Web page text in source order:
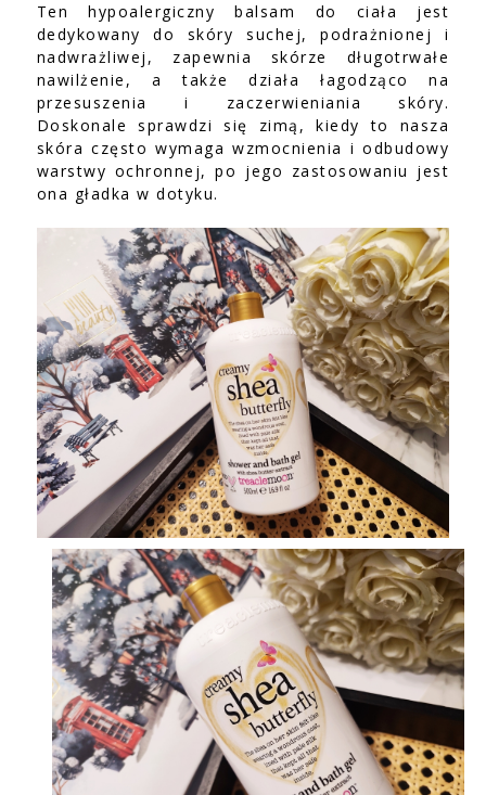
Ten hypoalergiczny balsam do ciała jest
dedykowany do skóry suchej, podrażnionej i
nadwrażliwej, zapewnia skórze długotrwałe
nawilżenie, a także działa łagodząco na
przesuszenia i zaczerwieniania skóry.
Doskonale sprawdzi się zimą, kiedy to nasza
skóra często wymaga wzmocnienia i odbudowy
warstwy ochronnej, po jego zastosowaniu jest
ona gładka w dotyku.